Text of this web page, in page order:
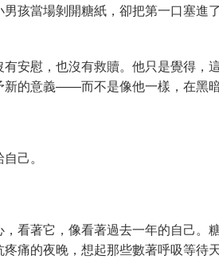
孩當場剝開糖紙，卻把第一口塞進
安慰，也沒有救贖。他只是覺得，
的意義——而不是像他一樣，在黑
己。
看著它，像看著過去一年的自己。
痛的夜晚，想起那些數著呼吸等待天